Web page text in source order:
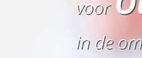
voor
in de